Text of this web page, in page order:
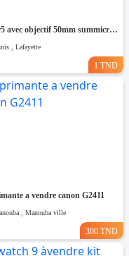
leica r5 avec objectif 50mm summicron m-50 f2
, Lafayette
1 TND
a vendre canon G2411
, Manouba ville
300 TND